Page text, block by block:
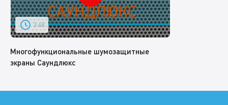
3:48
Многофункциональные шумозащитные
экраны Саундлюкс